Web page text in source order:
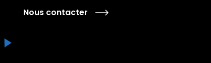
Nous contacter